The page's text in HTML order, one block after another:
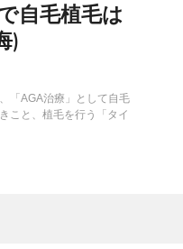
自毛植毛は
)
「AGA治療」として自毛
こと、植毛を行う「タイ